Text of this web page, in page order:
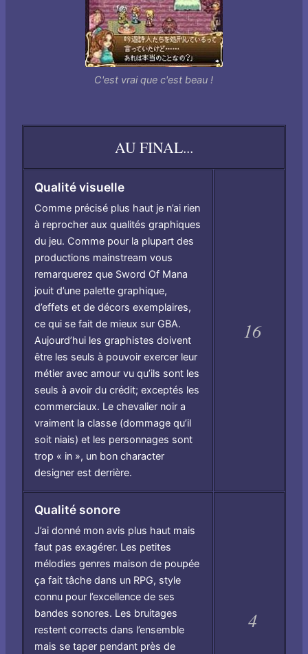
C'est vrai que c'est beau !
AU FINAL...
Qualité visuelle
Comme précisé plus haut je n’ai rien
à reprocher aux qualités graphiques
du jeu. Comme pour la plupart des
productions mainstream vous
remarquerez que Sword Of Mana
jouit d’une palette graphique,
d’effets et de décors exemplaires,
ce qui se fait de mieux sur GBA.
Aujourd’hui les graphistes doivent
être les seuls à pouvoir exercer leur
métier avec amour vu qu’ils sont les
seuls à avoir du crédit; exceptés les
commerciaux. Le chevalier noir a
vraiment la classe (dommage qu’il
soit niais) et les personnages sont
trop « in », un bon character
designer est derrière.
16
Qualité sonore
J’ai donné mon avis plus haut mais
faut pas exagérer. Les petites
mélodies genres maison de poupée
ça fait tâche dans un RPG, style
connu pour l’excellence de ses
bandes sonores. Les bruitages
restent corrects dans l’ensemble
mais se taper pendant près de
4